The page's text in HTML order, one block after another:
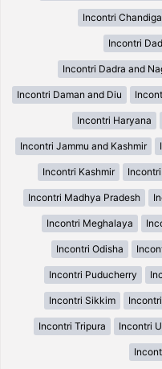
Incontri
Incontri
Incontri Dadra and
Incontri Daman and Diu
Incontri Haryana
Incontri Jammu and Kashmir
Incontri Kashmir
Incontri Madhya Pradesh
Incontri Meghalaya
Incontri Odisha
Incontri Puducherry
Incontri Sikkim
Incontri Tripura Incontri